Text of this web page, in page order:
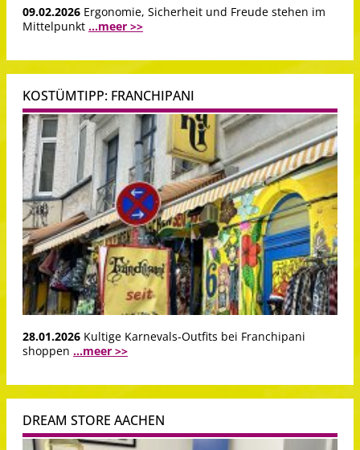
09.02.2026 Ergonomie, Sicherheit und Freude stehen im
Mittelpunkt ...meer >>
KOSTÜMTIPP: FRANCHIPANI
28.01.2026 Kultige Karnevals-Outfits bei Franchipani
shoppen ...meer >>
DREAM STORE AACHEN